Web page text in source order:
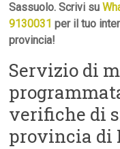
Sassuolo. Scrivi su
9130031 per il tuo
provincia!
Servizio di
verifiche di
provincia di